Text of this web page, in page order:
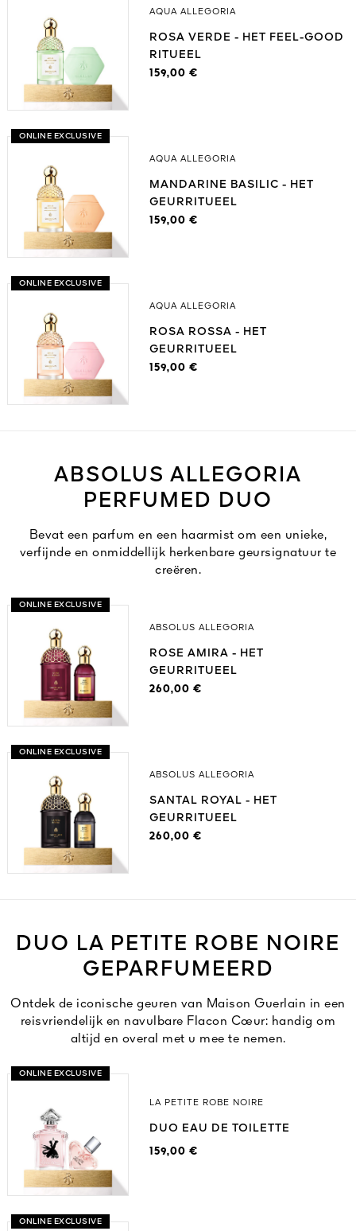
AQUA ALLEGORIA
ROSA VERDE - HET FEEL-GOOD
RITUEEL
159,00 €
ONLINE EXCLUSIVE
AQUA ALLEGORIA
MANDARINE BASILIC - HET
GEURRITUEEL
159,00 €
ONLINE EXCLUSIVE
AQUA ALLEGORIA
ROSA ROSSA - HET
GEURRITUEEL
159,00 €
ABSOLUS ALLEGORIA
PERFUMED DUO
Bevat een parfum en een haarmist om een unieke,
verfijnde en onmiddellijk herkenbare geursignatuur te
creëren.
ONLINE EXCLUSIVE
ABSOLUS ALLEGORIA
ROSE AMIRA - HET
GEURRITUEEL
260,00 €
ONLINE EXCLUSIVE
ABSOLUS ALLEGORIA
SANTAL ROYAL - HET
GEURRITUEEL
260,00 €
DUO LA PETITE ROBE NOIRE
GEPARFUMEERD
Ontdek de iconische geuren van Maison Guerlain in een
reisvriendelijk en navulbare Flacon Cœur: handig om
altijd en overal met u mee te nemen.
ONLINE EXCLUSIVE
LA PETITE ROBE NOIRE
DUO EAU DE TOILETTE
159,00 €
ONLINE EXCLUSIVE